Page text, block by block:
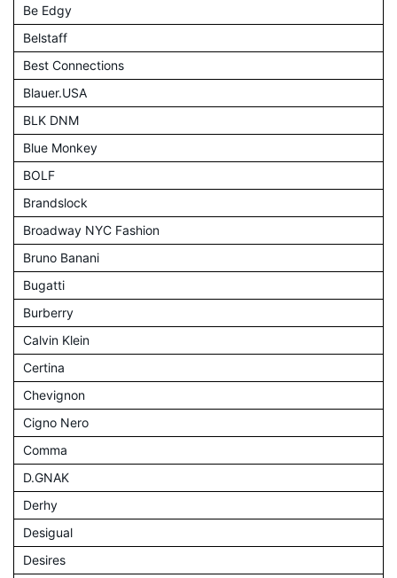
Be Edgy
Belstaff
Best Connections
Blauer.USA
BLK DNM
Blue Monkey
BOLF
Brandslock
Broadway NYC Fashion
Bruno Banani
Bugatti
Burberry
Calvin Klein
Certina
Chevignon
Cigno Nero
Comma
D.GNAK
Derhy
Desigual
Desires